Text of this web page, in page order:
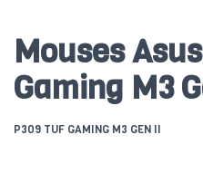
Mouses
Gaming M3
P309 TUF GAMING M3 GEN II